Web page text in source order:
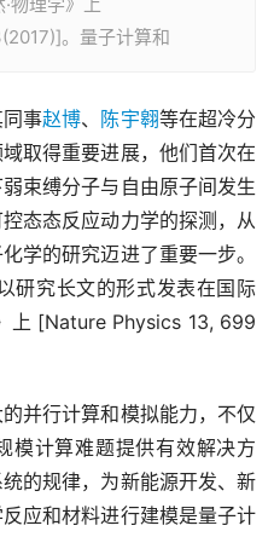
。量子计算和
事赵博、 陈宇翱等在超冷分
取得重要进展，他们首次在
束缚分子与自由原子间发生
态态反应动力学的探测，从
学的研究迈进了重要一步。
研究长文的形式发表在国际
[Nature Physics 13, 699
行计算和模拟能力，不仅
模计算难题提供有效解决方
的规律，为新能源开发、新
应和材料进行建模是量子计